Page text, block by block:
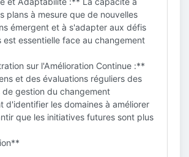
plans à mesure que de nouvelles
émergent et à s'adapter aux défis
est essentielle face au changement
sur l'Amélioration Continue :**
et des évaluations réguliers des
de gestion du changement
d'identifier les domaines à améliorer
que les initiatives futures sont plus